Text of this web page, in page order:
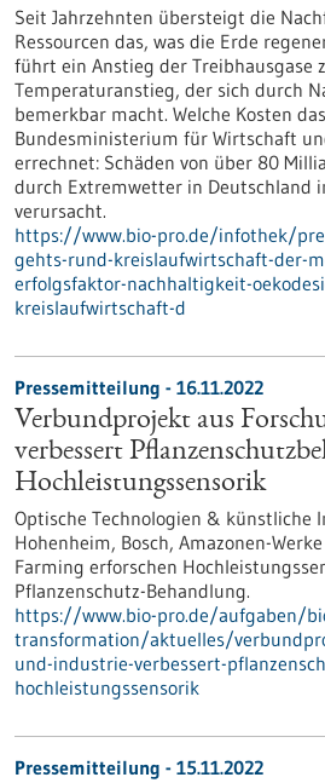
Seit Jahrzehnten übersteigt die
Ressourcen das, was die Erde
führt ein Anstieg der Treibhausgase
Temperaturanstieg, der sich durch
bemerkbar macht. Welche Kosten
Bundesministerium für Wirtschaft
errechnet: Schäden von über 80
durch Extremwetter in Deutschland
verursacht.
https://www.bio-pro.de/infothek/
gehts-rund-kreislaufwirtschaft-der-
erfolgsfaktor-nachhaltigkeit-
kreislaufwirtschaft-d
Pressemitteilung - 16.11.2022
Verbundprojekt aus
verbessert
Hochleistungssensorik
Optische Technologien & künstliche
Hohenheim, Bosch, Amazonen-
Farming erforschen
Pflanzenschutz-Behandlung.
https://www.bio-pro.de/aufgaben/
transformation/aktuelles/
und-industrie-verbessert-
hochleistungssensorik
Pressemitteilung - 15.11.2022